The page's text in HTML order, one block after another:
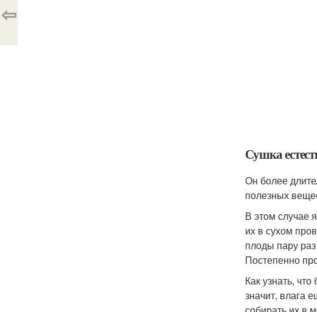
Сушка
Он более
полезных
В этом случае
их в сухом
плоды пару
Постепенно
Как узнать,
значит, влага
⇦